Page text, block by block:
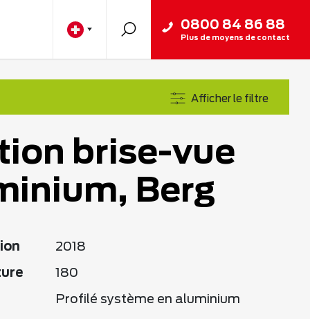
0800 84 86 88
Plus de moyens de contact
Afficher le filtre
brise-vue
Berg
2018
180
Profilé système en aluminium